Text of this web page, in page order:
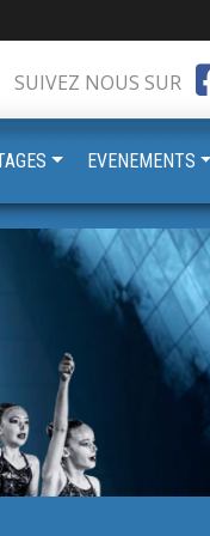
SUIVEZ NOUS SUR
EVENEMENTS